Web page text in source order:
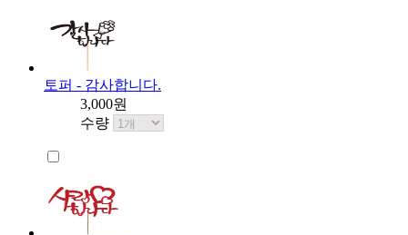
토퍼 - 감사합니다.
3,000원
수량